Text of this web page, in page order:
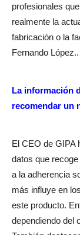
profesionales
realmente la
fabricación o la
Fernando López..
La información
recomendar un
El CEO de GIPA
datos que
a la adherencia
más influye en
este producto.
dependiendo del